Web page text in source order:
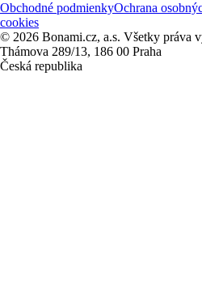
Obchodné podmienkyOchrana
cookies
© 2026 Bonami.cz, a.s. Všetky práva
Thámova 289/13, 186 00 Praha
Česká republika